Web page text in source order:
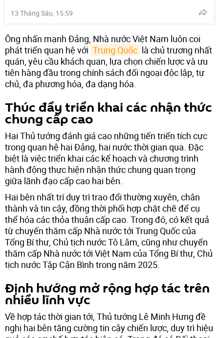
13 Tháng Sáu, 15:59
Ông nhấn mạnh Đảng, Nhà nước Việt Nam luôn coi
phát triển quan hệ với Trung Quốc là chủ trương nhất
quán, yêu cầu khách quan, lựa chọn chiến lược và ưu
tiên hàng đầu trong chính sách đối ngoại độc lập, tự
chủ, đa phương hóa, đa dạng hóa.
Thúc đẩy triển khai các nhận thức
chung cấp cao
Hai Thủ tướng đánh giá cao những tiến triển tích cực
trong quan hệ hai Đảng, hai nước thời gian qua. Đặc
biệt là việc triển khai các kế hoạch và chương trình
hành động thực hiện nhận thức chung quan trọng
giữa lãnh đạo cấp cao hai bên.
Hai bên nhất trí duy trì trao đổi thường xuyên, chân
thành và tin cậy, đồng thời phối hợp chặt chẽ để cụ
thể hóa các thỏa thuận cấp cao. Trong đó, có kết quả
từ chuyến thăm cấp Nhà nước tới Trung Quốc của
Tổng Bí thư, Chủ tịch nước Tô Lâm, cũng như chuyến
thăm cấp Nhà nước tới Việt Nam của Tổng Bí thư, Chủ
tịch nước Tập Cận Bình trong năm 2025.
Định hướng mở rộng hợp tác trên
nhiều lĩnh vực
Về hợp tác thời gian tới, Thủ tướng Lê Minh Hưng đề
nghị hai bên tăng cường tin cậy chiến lược, duy trì hiệu